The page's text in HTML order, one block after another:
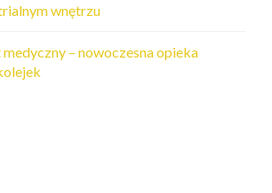
wnętrzu
– nowoczesna opieka